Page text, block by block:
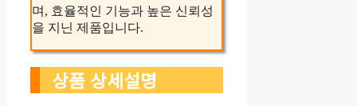
며, 효율적인 기능과 높은 신뢰성
을 지닌 제품입니다.
상품 상세설명